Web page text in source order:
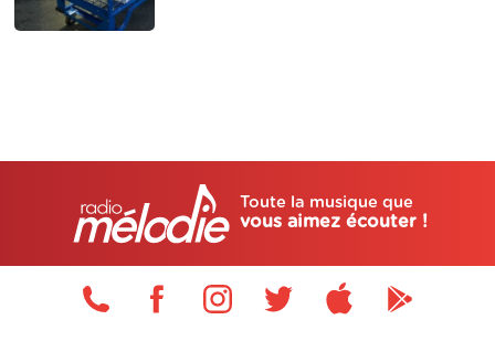
Toute la musique que
vous aimez écouter !